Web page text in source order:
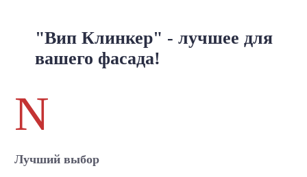
"Вип Клинкер" - лучшее для
вашего фасада!
N
Лучший выбор